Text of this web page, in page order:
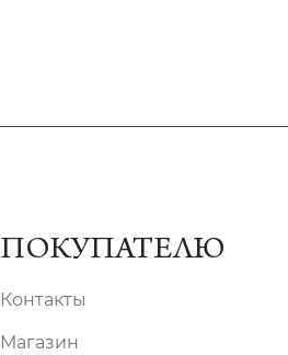
ПОКУПАТЕЛЮ
Контакты
Магазин